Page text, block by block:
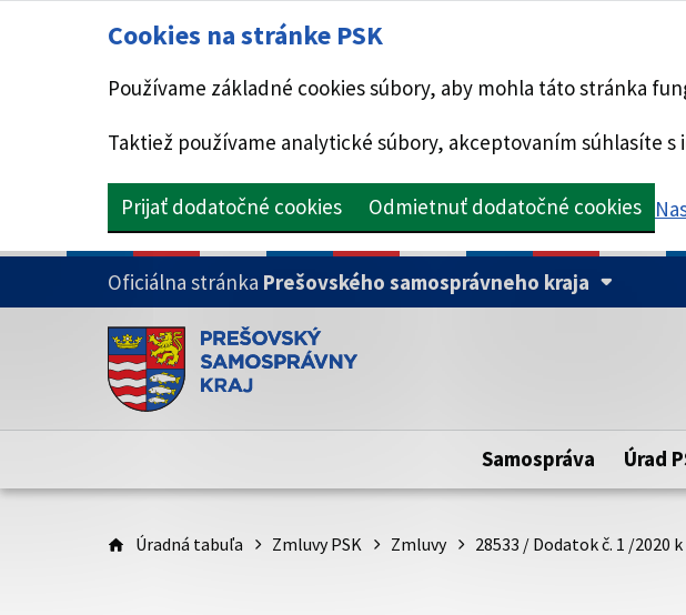
Cookies na stránke PSK
Používame základné cookies súbory, aby mohla táto stránka
Taktiež používame analytické súbory, akceptovaním súhlasíte s
Prijať dodatočné cookies Odmietnuť dodatočné cookies
PRESKOČIŤ NA HLAVNÝ OBSAH
Oficiálna stránka Prešovského samosprávneho kraja
Doména psk.sk je oficiálna
Toto je oficiálna webová stránka Prešovského samosprávneho
Samospráva Úrad
Úradná tabuľa Zmluvy PSK Zmluvy 28533 / Dodatok č. 1 /2020